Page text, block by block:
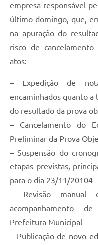
Arquivos para Download
Galeria de Vídeos
Links
Telefones Úteis
Agenda
Notícias
Contato
empresa responsável
último domingo, que,
na apuração do
risco de
atos:
– Expedição de
encaminhados quanto a
do resultado da prova
– Cancelamento do
Preliminar da Prova
– Suspensão do
etapas previstas,
para o dia 23/11/20104
– Revisão manual
acompanhamento
Prefeitura Municipal
– Publicação de novo